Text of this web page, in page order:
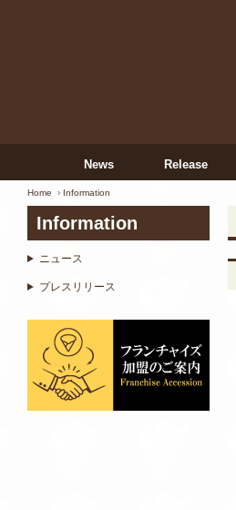
News Release
Home Information
Information
ニュース
プレスリリース